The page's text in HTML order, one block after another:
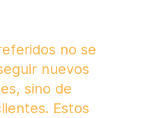
no se
nuevos
sino de
Estos